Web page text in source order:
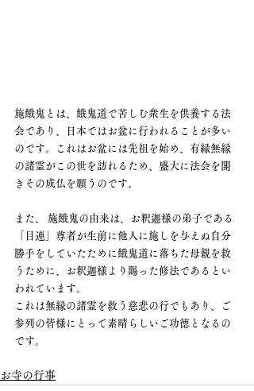
施餓鬼とは、餓鬼道で苦しむ衆生を供養する法
会であり、日本ではお盆に行われることが多い
のです。これはお盆には先祖を始め、有縁無縁
の諸霊がこの世を訪れるため、盛大に法会を開
きその成仏を願うのです。
また、 施餓鬼の由来は、お釈迦様の弟子である
「目連」尊者が生前に他人に施しを与えぬ自分
勝手をしていたために餓鬼道に落ちた母親を救
うために、お釈迦様より賜った修法であるとい
われています。
これは無縁の諸霊を救う慈悲の行でもあり、ご
参列の皆様にとって素晴らしいご功徳となるの
です。
お寺の行事